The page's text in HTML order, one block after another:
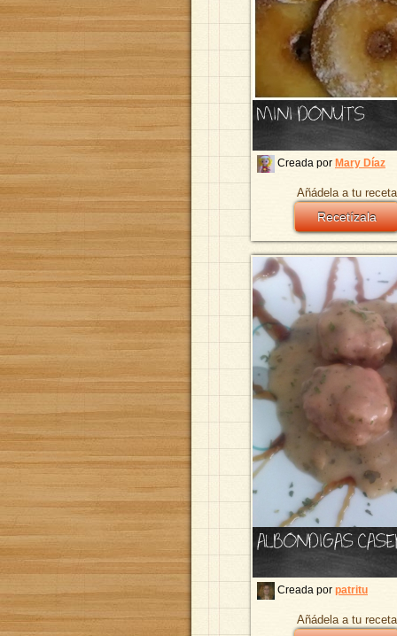
MINI DONUTS
Creada por Mary Díaz
Añádela a tu
Recetízala
ALBONDIGAS
Creada por patritu
Añádela a tu